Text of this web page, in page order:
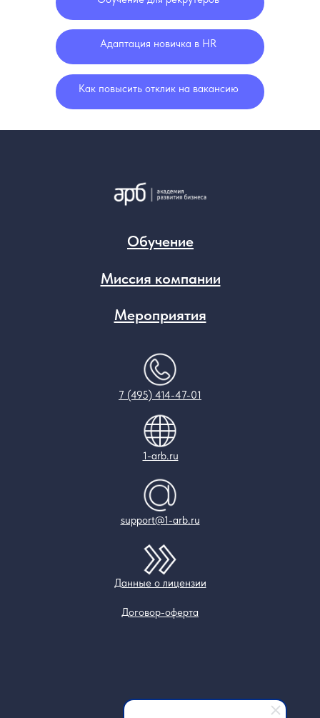
Как повысить отклик на вакансию
Адаптация новичка в HR
Обучение
Миссия компании
Мероприятия
7 (495) 414-47-01
support@1-arb.ru
1-arb.ru
Данные о лицензии
Договор-оферта